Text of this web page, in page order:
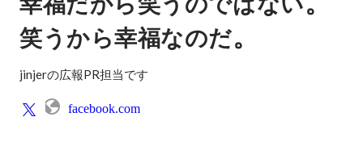
笑うから幸福なのだ。
jinjerの広報PR担当です
facebook.com